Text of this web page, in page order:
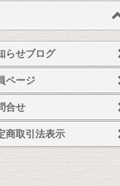
らせブログ
ページ
合せ
商取引法表示